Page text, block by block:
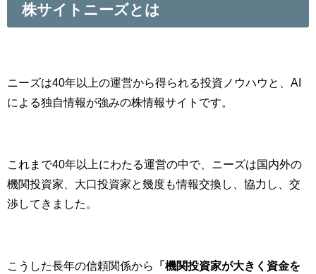
株サイトニーズとは
ニーズは40年以上の運営から得られる投資ノウハウと、AI
による独自情報が強みの株情報サイトです。
これまで40年以上にわたる運営の中で、ニーズは国内外の
機関投資家、大口投資家と幾度も情報交換し、協力し、交
渉してきました。
こうした長年の信頼関係から
「機関投資家が大きく資金を